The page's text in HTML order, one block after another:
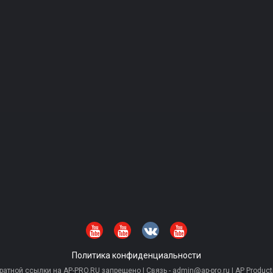
Политика конфиденциальности
ссылки на AP-PRO.RU запрещено | Связь - admin@ap-pro.ru | AP